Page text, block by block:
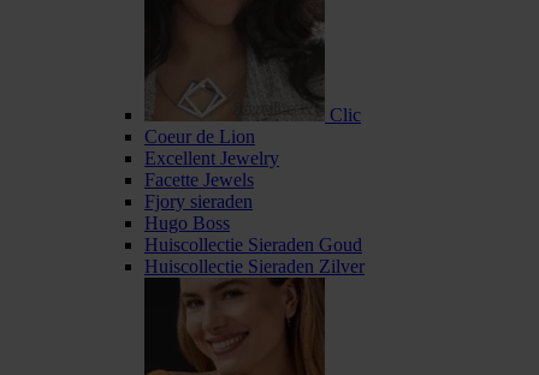
Clic
Coeur de Lion
Excellent Jewelry
Facette Jewels
Fjory sieraden
Hugo Boss
Huiscollectie Sieraden Goud
Huiscollectie Sieraden Zilver